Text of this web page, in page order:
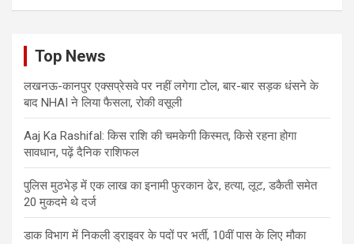
Top News
लखनऊ-कानपुर एक्सप्रेसवे पर नहीं लगेगा टोल, बार-बार सड़क धंसने के
बाद NHAI ने लिया फैसला, रोकी वसूली
Aaj Ka Rashifal: किस राशि की चमकेगी किस्मत, किसे रहना होगा
सावधान, पढ़ें दैनिक राशिफल
पुलिस मुठभेड़ में एक लाख का इनामी फुरकान ढेर, हत्या, लूट, डकैती समेत
20 मुकदमे थे दर्ज
डाक विभाग में निकली ड्राइवर के पदों पर भर्ती, 10वीं पास के लिए मौका